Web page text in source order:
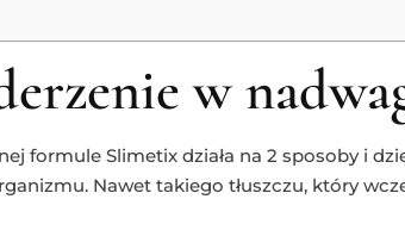
w
formule Slimetix działa na 2 sposoby i
Nawet takiego tłuszczu, który